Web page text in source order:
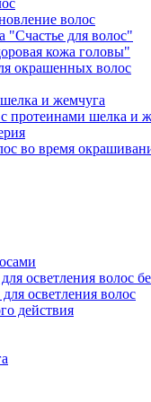
волос
для волос"
кожа головы"
окрашенных волос
и жемчуга
протеинами шелка и
во время
осветления волос
осветления волос
действия